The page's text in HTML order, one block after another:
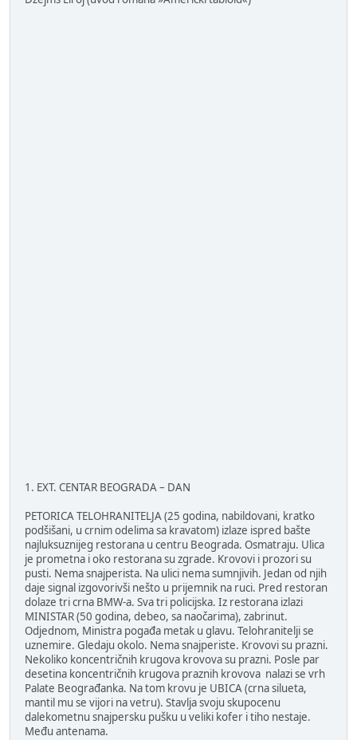
1. EXT. CENTAR BEOGRADA – DAN
PETORICA TELOHRANITELJA (25 godina, nabildovani, kratko
podšišani, u crnim odelima sa kravatom) izlaze ispred bašte
najluksuznijeg restorana u centru Beograda. Osmatraju. Ulica
je prometna i oko restorana su zgrade. Krovovi i prozori su
pusti. Nema snajperista. Na ulici nema sumnjivih. Jedan od njih
daje signal izgovorivši nešto u prijemnik na ruci. Pred restoran
dolaze tri crna BMW-a. Sva tri policijska. Iz restorana izlazi
MINISTAR (50 godina, debeo, sa naočarima), zabrinut.
Odjednom, Ministra pogađa metak u glavu. Telohranitelji se
uznemire. Gledaju okolo. Nema snajperiste. Krovovi su prazni.
Nekoliko koncentričnih krugova krovova su prazni. Posle par
desetina koncentričnih krugova praznih krovova nalazi se vrh
Palate Beograđanka. Na tom krovu je UBICA (crna silueta,
mantil mu se vijori na vetru). Stavlja svoju skupocenu
dalekometnu snajpersku pušku u veliki kofer i tiho nestaje.
Među antenama.